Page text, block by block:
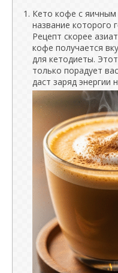
Кето кофе с
название которого
Рецепт скорее
кофе получается
для кетодиеты.
только порадует
даст заряд энергии